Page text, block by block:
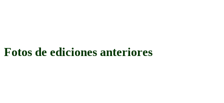
Fotos de ediciones anteriores